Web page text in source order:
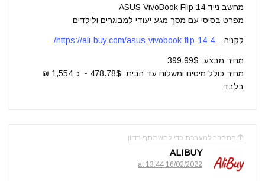
מחשב נייד ASUS VivoBook Flip 14
מפרט בסיסי עם מסך מגע יעודי למבוגרים ולילדים
לקניה – https://ali-buy.com/asus-vivobook-flip-14-4/
מחיר מבצע: 399.99$
מחיר כולל מיסים ומשלוח עד הבית: 478.78$ ~ כ 1,554 ₪
בלבד
התחבר למערכת כדי להשתתף בדיון
ALIBUY
16/02/2022 at 13:44